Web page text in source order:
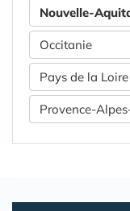
Nouvelle-
Occitanie
Pays de la Loire
Provence-